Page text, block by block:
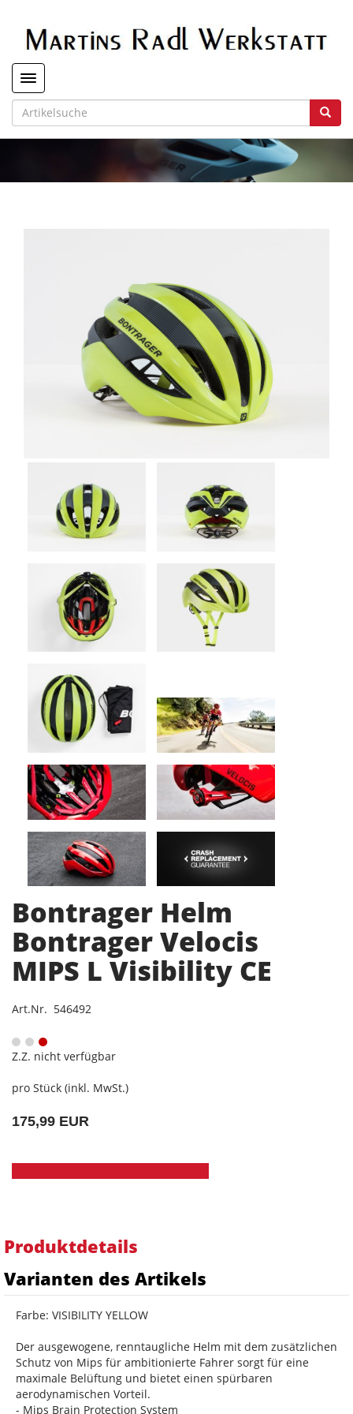
Toggle navigation
Bontrager Helm
Bontrager Velocis
MIPS L Visibility CE
Art.Nr. 546492
Z.Z. nicht verfügbar
pro Stück (inkl. MwSt.)
175,99 EUR
Produktdetails
Varianten des Artikels
Farbe: VISIBILITY YELLOW
Der ausgewogene, renntaugliche Helm mit dem zusätzlichen
Schutz von Mips für ambitionierte Fahrer sorgt für eine
maximale Belüftung und bietet einen spürbaren
aerodynamischen Vorteil.
- Mips Brain Protection System